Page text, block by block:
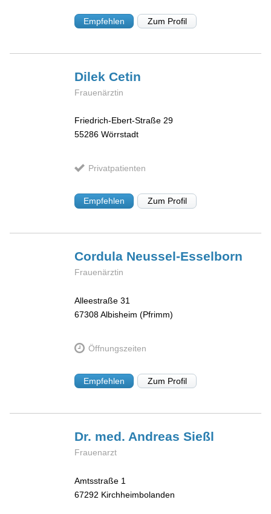
Empfehlen Zum Profil
DilekCetin
Frauenärztin
Friedrich-Ebert-Straße 29
55286 Wörrstadt
Privatpatienten
Empfehlen Zum Profil
Cordula Neussel-Esselborn
Frauenärztin
Alleestraße 31
67308Albisheim (Pfrimm)
Öffnungszeiten
Empfehlen Zum Profil
Dr. med. AndreasSießl
Frauenarzt
Amtsstraße 1
67292 Kirchheimbolanden